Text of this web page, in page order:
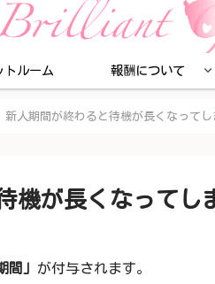
トルーム 報酬について
新人期間が終わると待機が長くなって
機が長くなってし
間」 が付与されます。